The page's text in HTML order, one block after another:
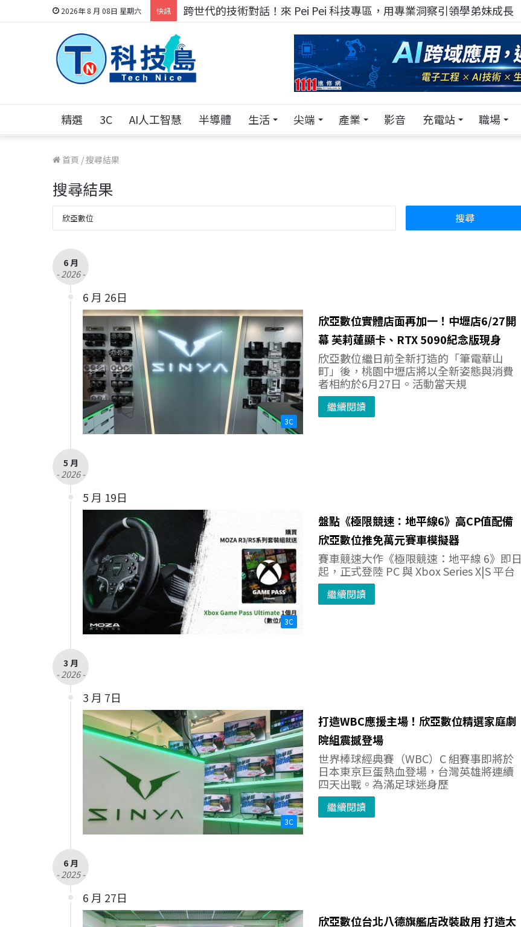
2026年 8 月 08日 星期六 快訊 科技人的經驗傳承地！在 Pei Pei 科技專區，與學弟妹交流最硬核的技術
精選 3C AI人工智慧 半導體 生活 尖端 產業 影音 充電站 職場
首頁 /搜尋結果
搜尋結果
6 月
- 2026 -
6 月 26日
3C
欣亞數位實體店面再加一！中壢店6/27開
幕 芙莉蓮顯卡、RTX 5090紀念版現身
欣亞數位繼日前全新打造的「筆電華山
町」後，桃園中壢店將以全新姿態與消費
者相約於6月27日。活動當天規
繼續閱讀
5 月
- 2026 -
5 月 19日
3C
盤點《極限競速：地平線6》高CP值配備
欣亞數位推免萬元賽車模擬器
賽車競速大作《極限競速：地平線 6》即日
起，正式登陸 PC 與 Xbox Series X|S 平台
繼續閱讀
3 月
- 2026 -
3 月 7日
3C
打造WBC應援主場！欣亞數位精選家庭劇
院組震撼登場
世界棒球經典賽（WBC）C 組賽事即將於
日本東京巨蛋熱血登場，台灣英雄將連續
四天出戰。為滿足球迷身歷
繼續閱讀
6 月
- 2025 -
6 月 27日
欣亞數位台北八德旗艦店改裝啟用 打造太